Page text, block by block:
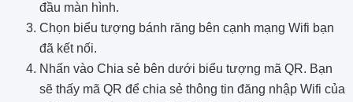
đầu màn hình.
Chọn biểu tượng bánh răng bên cạnh mạng Wifi bạn
đã kết nối.
Nhấn vào Chia sẻ bên dưới biểu tượng mã QR. Bạn
sẽ thấy mã QR để chia sẻ thông tin đăng nhập Wifi của